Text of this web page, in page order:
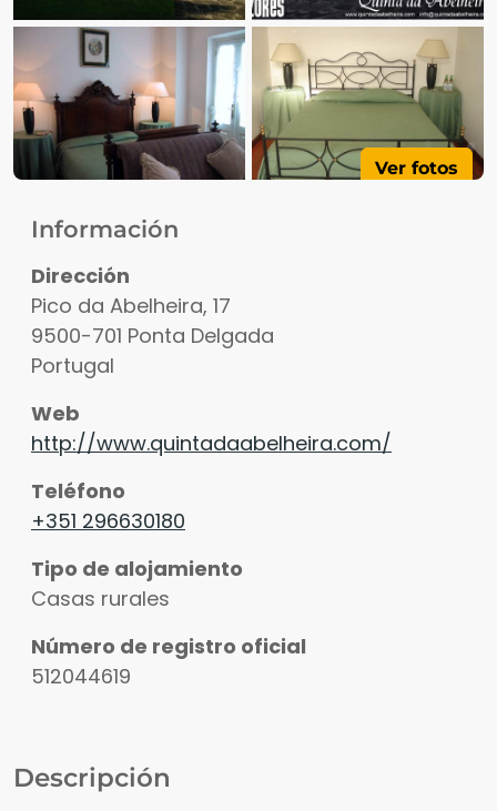
Ver fotos
Información
Dirección
Pico da Abelheira, 17
9500-701 Ponta Delgada
Portugal
Web
http://www.quintadaabelheira.com/
Teléfono
+351 296630180
Tipo de alojamiento
Casas rurales
Número de registro oficial
512044619
Descripción